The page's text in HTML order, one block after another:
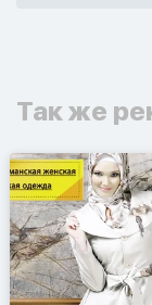
Так же